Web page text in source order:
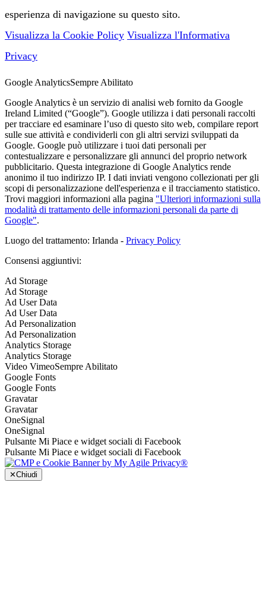
esperienza di navigazione su questo sito.
Visualizza la Cookie Policy Visualizza l'Informativa
Privacy
Google AnalyticsSempre Abilitato
Google Analytics è un servizio di analisi web fornito da Google
Ireland Limited (“Google”). Google utilizza i dati personali raccolti
per tracciare ed esaminare l’uso di questo sito web, compilare report
sulle sue attività e condividerli con gli altri servizi sviluppati da
Google. Google può utilizzare i tuoi dati personali per
contestualizzare e personalizzare gli annunci del proprio network
pubblicitario. Questa integrazione di Google Analytics rende
anonimo il tuo indirizzo IP. I dati inviati vengono collezionati per gli
scopi di personalizzazione dell'esperienza e il tracciamento statistico.
Trovi maggiori informazioni alla pagina "Ulteriori informazioni sulla
modalità di trattamento delle informazioni personali da parte di
Google".
Luogo del trattamento: Irlanda - Privacy Policy
Consensi aggiuntivi:
Ad Storage
Ad Storage
Ad User Data
Ad User Data
Ad Personalization
Ad Personalization
Analytics Storage
Analytics Storage
Video VimeoSempre Abilitato
Google Fonts
Google Fonts
Gravatar
Gravatar
OneSignal
OneSignal
Pulsante Mi Piace e widget sociali di Facebook
Pulsante Mi Piace e widget sociali di Facebook
✕Chiudi